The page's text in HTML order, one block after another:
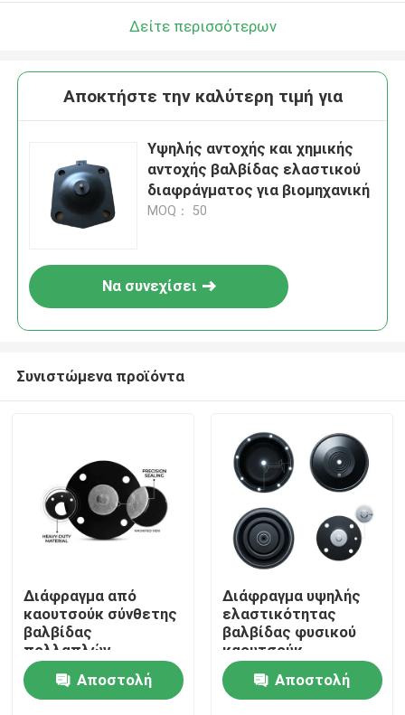
Σπίτι
Δείτε περισσότερων
Αποκτήστε την καλύτερη τιμή για
Υψηλής αντοχής και χημικής
αντοχής βαλβίδας ελαστικού
διαφράγματος για βιομηχανική
MOQ： 50
Να συνεχίσει
Συνιστώμενα προϊόντα
Διάφραγμα από
καουτσούκ σύνθετης
βαλβίδας
πολλαπλών
στρώσεων EPDM
PTFE
Πολυστρωματικό
Αποστολή
Διάφραγμα υψηλής
ελαστικότητας
βαλβίδας φυσικού
καουτσούκ
σκληρυμένο με θείο
55 Shore A Pneumatic
Actuator OEM
Αποστολή